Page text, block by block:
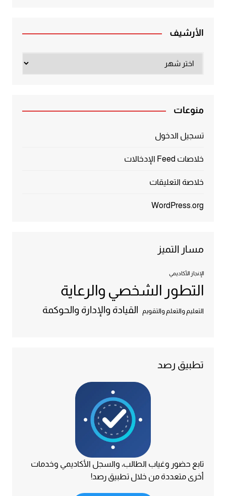
الأرشيف
منوعات
تسجيل الدخول
خلاصات Feed الإدخالات
خلاصة التعليقات
WordPress.org
مسار التميز
الإنجاز الأكاديمي
التطور الشخصي والرعاية
التعليم والتعلم والتقويم القيادة والإدارة والحوكمة
تطبيق رصد
تابع حضور وغياب الطالب، والسجل الأكاديمي وخدمات
أخرى متعددة من خلال تطبيق رصد!